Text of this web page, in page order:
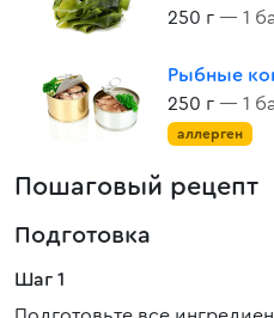
250 г — 1
Рыбные
250 г — 1
аллерген
Пошаговый рецепт
Подготовка
Шаг 1